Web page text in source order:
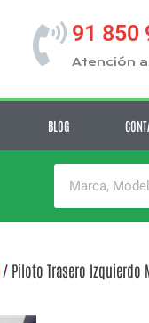
91 850
Atención
BLOG
/ Piloto Trasero Izquierdo